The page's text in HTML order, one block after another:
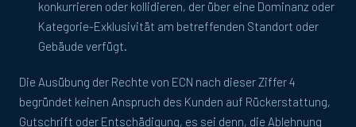
konkurrieren oder kollidieren, der über eine Dominanz oder
Kategorie-Exklusivität am betreffenden Standort oder
Gebäude verfügt.
Die Ausübung der Rechte von ECN nach dieser Ziffer 4
begründet keinen Anspruch des Kunden auf Rückerstattung,
Gutschrift oder Entschädigung, es sei denn, die Ablehnung